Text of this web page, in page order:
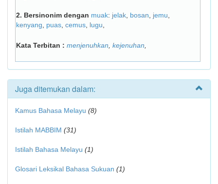
2. Bersinonim dengan muak: jelak bosan jemu
kenyang
puas cemus lugu
Kata Terbitan : menjenuhkan kejenuhan
Juga ditemukan dalam:
Kamus Bahasa Melayu (8)
Istilah MABBIM (31)
Istilah Bahasa Melayu (1)
Glosari Leksikal Bahasa Sukuan (1)